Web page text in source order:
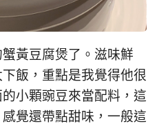
黃豆腐煲了。滋味鮮
飯，重點是我覺得他很
小顆豌豆來當配料，這
覺還帶點甜味，一般這